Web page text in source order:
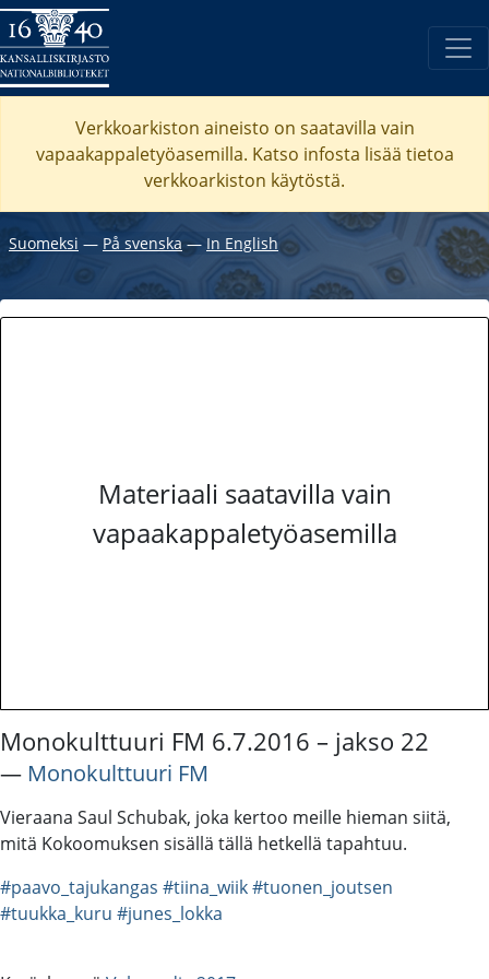
Verkkoarkiston aineisto on saatavilla vain
vapaakappaletyöasemilla. Katso infosta lisää tietoa
verkkoarkiston käytöstä.
Suomeksi ― På svenska― In English
Materiaali saatavilla vain
vapaakappaletyöasemilla
Monokulttuuri FM 6.7.2016 – jakso 22
― Monokulttuuri FM
Vieraana Saul Schubak, joka kertoo meille hieman siitä,
mitä Kokoomuksen sisällä tällä hetkellä tapahtuu.
#paavo_tajukangas #tiina_wiik#tuonen_joutsen
#tuukka_kuru #junes_lokka